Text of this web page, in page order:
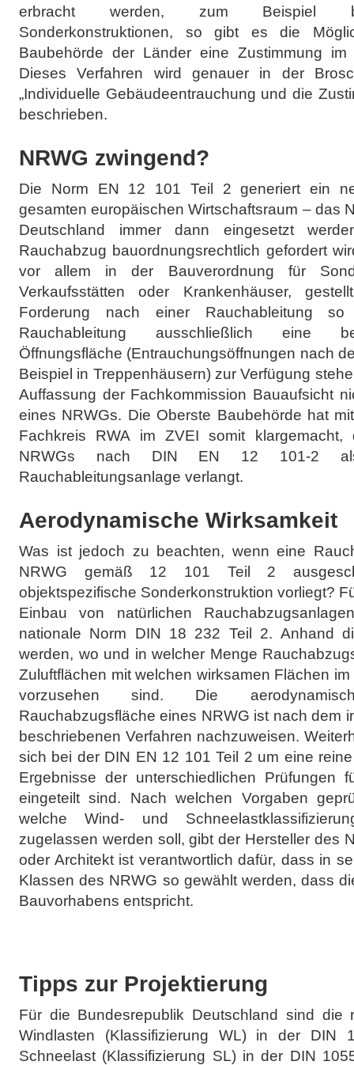
erbracht werden, zum Beispiel
Sonderkonstruktionen, so gibt es die
Baubehörde der Länder eine Zustimmung
Dieses Verfahren wird genauer in der
„Individuelle Gebäudeentrauchung und die
beschrieben.
NRWG zwingend?
Die Norm EN 12 101 Teil 2 generiert ein
gesamten europäischen Wirtschaftsraum – das
Deutschland immer dann eingesetzt
Rauchabzug bauordnungsrechtlich gefordert
vor allem in der Bauverordnung für
Verkaufsstätten oder Krankenhäuser,
Forderung nach einer Rauchableitung
Rauchableitung ausschließlich eine
Öffnungsfläche (Entrauchungsöffnungen nach
Beispiel in Treppenhäusern) zur Verfügung
Auffassung der Fachkommission Bauaufsicht
eines NRWGs. Die Oberste Baubehörde hat
Fachkreis RWA im ZVEI somit
NRWGs nach DIN EN 12 101-2 als
Rauchableitungsanlage verlangt.
Aerodynamische Wirksamkeit
Was ist jedoch zu beachten, wenn eine
NRWG gemäß 12 101 Teil 2
objektspezifische Sonderkonstruktion vorliegt?
Einbau von natürlichen
nationale Norm DIN 18 232 Teil 2. Anhand
werden, wo und in welcher Menge
Zuluftflächen mit welchen wirksamen Flächen
vorzusehen sind. Die
Rauchabzugsfläche eines NRWG ist nach dem
beschriebenen Verfahren nachzuweisen.
sich bei der DIN EN 12 101 Teil 2 um eine
Ergebnisse der unterschiedlichen Prüfungen
eingeteilt sind. Nach welchen Vorgaben
welche Wind- und
zugelassen werden soll, gibt der Hersteller des
oder Architekt ist verantwortlich dafür, dass in
Klassen des NRWG so gewählt werden, dass
Bauvorhabens entspricht.
Tipps zur Projektierung
Für die Bundesrepublik Deutschland sind die
Windlasten (Klassifizierung WL) in der DIN
Schneelast (Klassifizierung SL) in der DIN